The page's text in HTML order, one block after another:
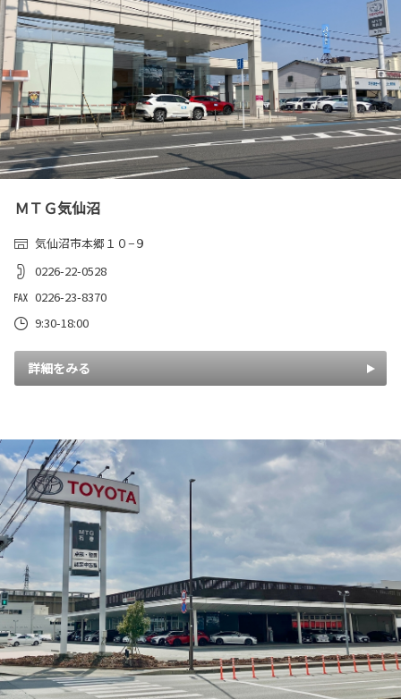
ＭＴＧ気仙沼
気仙沼市本郷１０−９
0226-22-0528
0226-23-8370
9:30-18:00
詳細をみる